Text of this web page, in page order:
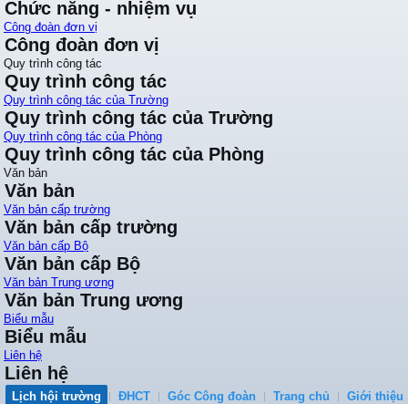
Chức năng - nhiệm vụ
Công đoàn đơn vị
Công đoàn đơn vị
Quy trình công tác
Quy trình công tác
Quy trình công tác của Trường
Quy trình công tác của Trường
Quy trình công tác của Phòng
Quy trình công tác của Phòng
Văn bản
Văn bản
Văn bản cấp trường
Văn bản cấp trường
Văn bản cấp Bộ
Văn bản cấp Bộ
Văn bản Trung ương
Văn bản Trung ương
Biểu mẫu
Biểu mẫu
Liên hệ
Liên hệ
Lịch hội trường ĐHCT Góc Công đoàn Trang chủ Giới thiệu